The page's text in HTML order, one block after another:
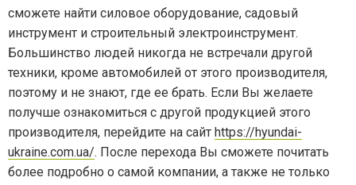
сможете найти силовое оборудование, садовый
инструмент и строительный электроинструмент.
Большинство людей никогда не встречали другой
техники, кроме автомобилей от этого производителя,
поэтому и не знают, где ее брать. Если Вы желаете
получше ознакомиться с другой продукцией этого
производителя, перейдите на сайт https://hyundai-
ukraine.com.ua/. После перехода Вы сможете почитать
более подробно о самой компании, а также не только